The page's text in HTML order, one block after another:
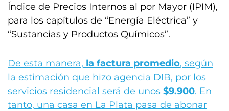
Índice de Precios Internos al por Mayor (IPIM),
para los capítulos de “Energía Eléctrica” y
“Sustancias y Productos Químicos”.
De esta manera, la factura promedio, según
la estimación que hizo agencia DIB, por los
servicios residencial será de unos $9.900. En
tanto, una casa en La Plata pasa de abonar